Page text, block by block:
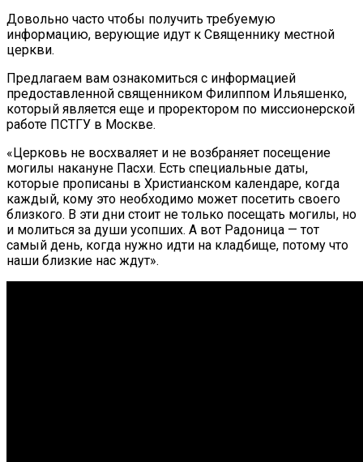
Довольно часто чтобы получить требуемую
информацию, верующие идут к Священнику местной
церкви.
Предлагаем вам ознакомиться с информацией
предоставленной священником Филиппом Ильяшенко,
который является еще и проректором по миссионерской
работе ПСТГУ в Москве.
«Церковь не восхваляет и не возбраняет посещение
могилы накануне Пасхи. Есть специальные даты,
которые прописаны в Христианском календаре, когда
каждый, кому это необходимо может посетить своего
близкого. В эти дни стоит не только посещать могилы, но
и молиться за души усопших. А вот Радоница — тот
самый день, когда нужно идти на кладбище, потому что
наши близкие нас ждут».